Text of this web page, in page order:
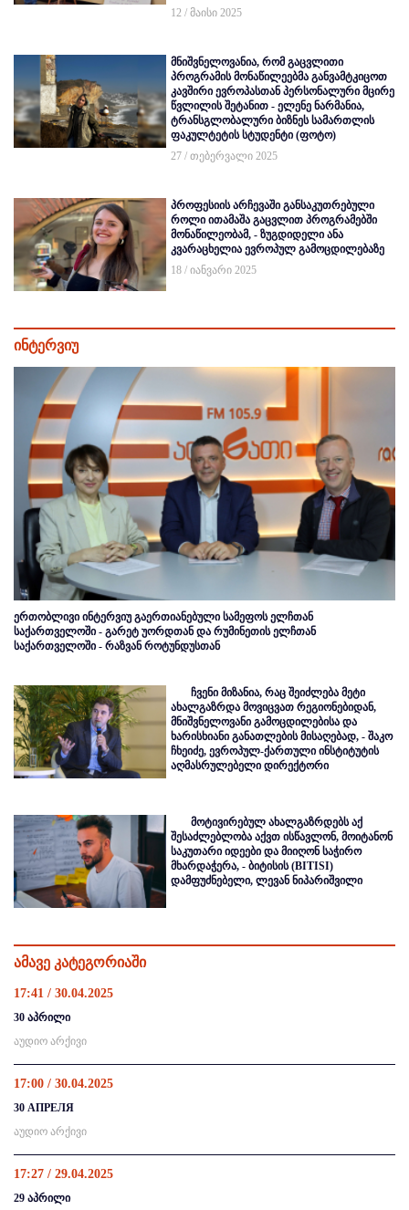
12 / მაისი 2025
მნიშვნელოვანია, რომ გაცვლითი
პროგრამის მონაწილეებმა განვამტკიცოთ
კავშირი ევროპასთან პერსონალური მცირე
წვლილის შეტანით - ელენე ნარმანია,
ტრანსგლობალური ბიზნეს სამართლის
ფაკულტეტის სტუდენტი (ფოტო)
27 / თებერვალი 2025
პროფესიის არჩევაში განსაკუთრებული
როლი ითამაშა გაცვლით პროგრამებში
მონაწილეობამ, - ზუგდიდელი ანა
კვარაცხელია ევროპულ გამოცდილებაზე
18 / იანვარი 2025
ინტერვიუ
ერთობლივი ინტერვიუ გაერთიანებული სამეფოს ელჩთან
საქართველოში - გარეტ უორდთან და რუმინეთის ელჩთან
საქართველოში - რაზვან როტუნდუსთან
ჩვენი მიზანია, რაც შეიძლება მეტი
ახალგაზრდა მოვიცვათ რეგიონებიდან,
მნიშვნელოვანი გამოცდილებისა და
ხარისხიანი განათლების მისაღებად, - შაკო
ჩხეიძე, ევროპულ-ქართული ინსტიტუტის
აღმასრულებელი დირექტორი
მოტივირებულ ახალგაზრდებს აქ
შესაძლებლობა აქვთ ისწავლონ, მოიტანონ
საკუთარი იდეები და მიიღონ საჭირო
მხარდაჭერა, - ბიტისის (BITISI)
დამფუძნებელი, ლევან ნიპარიშვილი
ამავე კატეგორიაში
17:41 / 30.04.2025
30 აპრილი
აუდიო არქივი
17:00 / 30.04.2025
30 АПРЕЛЯ
აუდიო არქივი
17:27 / 29.04.2025
29 აპრილი